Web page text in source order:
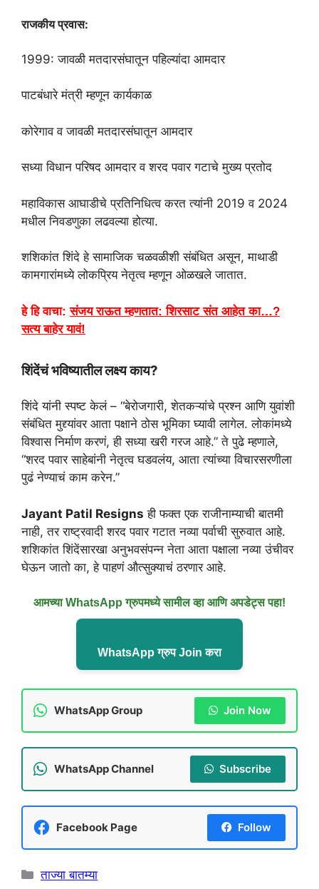
राजकीय प्रवास:
1999: जावळी मतदारसंघातून पहिल्यांदा आमदार
पाटबंधारे मंत्री म्हणून कार्यकाळ
कोरेगाव व जावळी मतदारसंघातून आमदार
सध्या विधान परिषद आमदार व शरद पवार गटाचे मुख्य प्रतोद
महाविकास आघाडीचे प्रतिनिधित्व करत त्यांनी 2019 व 2024
मधील निवडणुका लढवल्या होत्या.
शशिकांत शिंदे हे सामाजिक चळवळीशी संबंधित असून, माथाडी
कामगारांमध्ये लोकप्रिय नेतृत्व म्हणून ओळखले जातात.
हे हि वाचा:संजय राऊत म्हणतात: शिरसाट संत आहेत का…?
सत्य बाहेर यावं!
शिंदेंचं भविष्यातील लक्ष्य काय?
शिंदे यांनी स्पष्ट केलं – “बेरोजगारी, शेतकऱ्यांचे प्रश्न आणि युवांशी
संबंधित मुद्द्यांवर आता पक्षाने ठोस भूमिका घ्यावी लागेल. लोकांमध्ये
विश्वास निर्माण करणं, ही सध्या खरी गरज आहे.” ते पुढे म्हणाले,
“शरद पवार साहेबांनी नेतृत्व घडवलंय, आता त्यांच्या विचारसरणीला
पुढं नेण्याचं काम करेन.”
Jayant Patil Resigns ही फक्त एक राजीनाम्याची बातमी
नाही, तर राष्ट्रवादी शरद पवार गटात नव्या पर्वाची सुरुवात आहे.
शशिकांत शिंदेंसारखा अनुभवसंपन्न नेता आता पक्षाला नव्या उंचीवर
घेऊन जातो का, हे पाहणं औत्सुक्याचं ठरणार आहे.
आमच्या WhatsApp ग्रुपमध्ये सामील व्हा आणि अपडेट्स पहा!
WhatsApp ग्रुप Join करा
WhatsApp Group Join Now
WhatsApp Channel Subscribe
Facebook Page Follow
Categories
ताज्या बातम्या